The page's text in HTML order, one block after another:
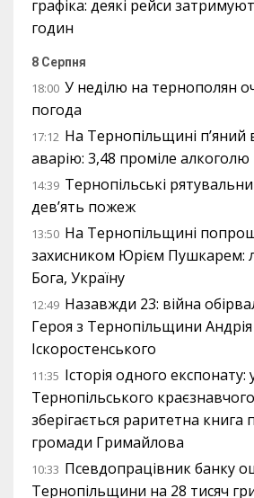
графіка: деякі рейси
годин
8 Серпня
18:00 У неділю на тернополян
погода
17:12 На Тернопільщині п’яний
аварію: 3,48 проміле алкоголю
14:39 Тернопільські
дев’ять пожеж
13:50 На Тернопільщині
захисником Юрієм Пушкарем:
Бога, Україну
12:49 Назавжди 23: війна
Героя з Тернопільщини Андрія
Іскоростенського
11:35 Історія одного
Тернопільського
зберігається раритетна книга
громади Гримайлова
10:33 Псевдопрацівник банку
Тернопільщини на 28 тисяч